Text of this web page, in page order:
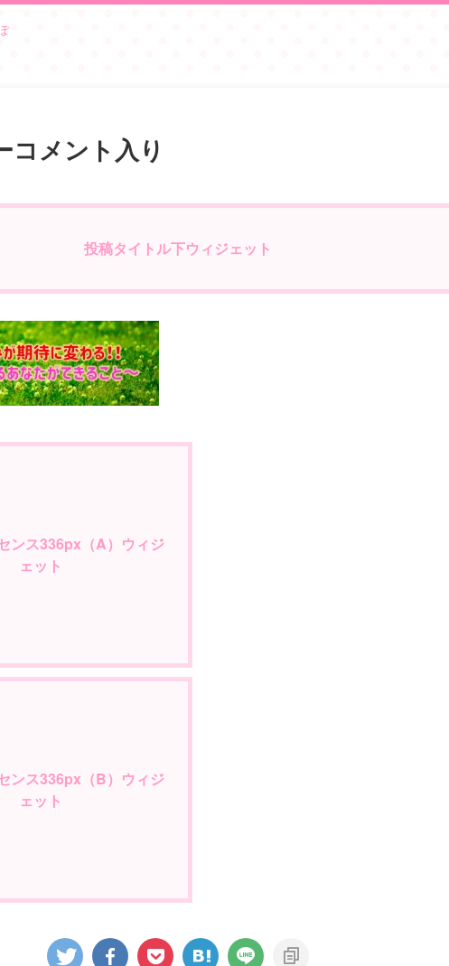
コメント入り
投稿タイトル下ウィジェット
ンス336px（A）ウィジ
ェット
ンス336px（B）ウィジ
ェット